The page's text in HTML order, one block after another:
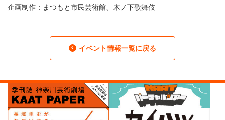
企画制作：まつもと市民芸術館、木ノ下歌舞伎
イベント情報一覧に戻る